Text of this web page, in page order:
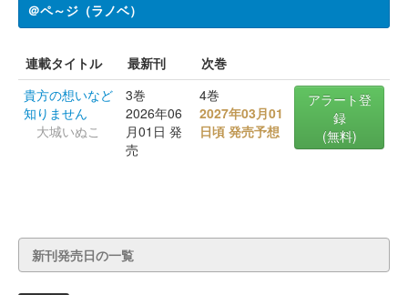
＠ペ～ジ（ラノベ）
連載タイトル 最新刊
次巻
貴方の想いなど
知りません
大城いぬこ
3巻
2026年06
月01日 発
売
4巻
2027年03月01
日頃 発売予想
アラート登
録
(無料)
新刊発売日の一覧